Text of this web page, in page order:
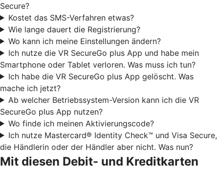
Secure?
Kostet das SMS-Verfahren etwas?
Wie lange dauert die Registrierung?
Wo kann ich meine Einstellungen ändern?
Ich nutze die VR SecureGo plus App und habe mein
Smartphone oder Tablet verloren. Was muss ich tun?
Ich habe die VR SecureGo plus App gelöscht. Was
mache ich jetzt?
Ab welcher Betriebssystem-Version kann ich die VR
SecureGo plus App nutzen?
Wo finde ich meinen Aktivierungscode?
Ich nutze Mastercard® Identity Check™ und Visa Secure,
die Händlerin oder der Händler aber nicht. Was nun?
Mit diesen Debit- und Kreditkarten